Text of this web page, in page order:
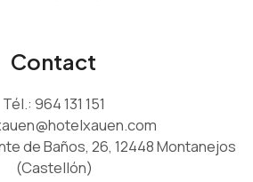
Contact
Tél.: 964 131 151
de Baños, 26, 12448 Montanejos
(Castellón)